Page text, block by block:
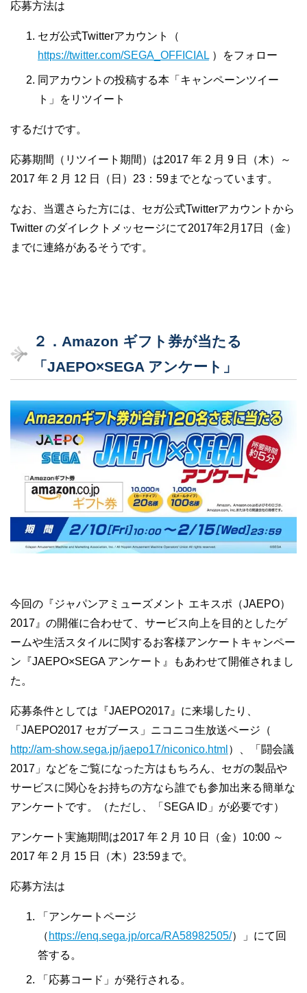
応募方法は
セガ公式Twitterアカウント（
https://twitter.com/SEGA_OFFICIAL ）をフォロー
同アカウントの投稿する本「キャンペーンツイー
ト」をリツイート
するだけです。
応募期間（リツイート期間）は2017 年 2 月 9 日（木）～
2017 年 2 月 12 日（日）23：59までとなっています。
なお、当選さらた方には、セガ公式Twitterアカウントから
Twitter のダイレクトメッセージにて2017年2月17日（金）
までに連絡があるそうです。
２．Amazon ギフト券が当たる
「JAEPO×SEGA アンケート」
今回の『ジャパンアミューズメント エキスポ（JAEPO）
2017』の開催に合わせて、サービス向上を目的としたゲ
ームや生活スタイルに関するお客様アンケートキャンペー
ン『JAEPO×SEGA アンケート』もあわせて開催されまし
た。
応募条件としては『JAEPO2017』に来場したり、
「JAEPO2017 セガブース」ニコニコ生放送ページ（
http://am-show.sega.jp/jaepo17/niconico.html ）、「闘会議
2017」などをご覧になった方はもちろん、セガの製品や
サービスに関心をお持ちの方なら誰でも参加出来る簡単な
アンケートです。（ただし、「SEGA ID」が必要です）
アンケート実施期間は2017 年 2 月 10 日（金）10:00 ～
2017 年 2 月 15 日（木）23:59まで。
応募方法は
「アンケートページ
（ https://enq.sega.jp/orca/RA58982505/）」にて回
答する。
「応募コード」が発行される。